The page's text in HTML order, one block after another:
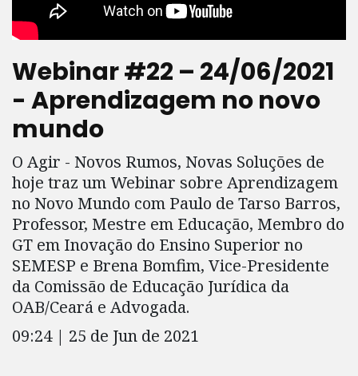
Webinar #22 – 24/06/2021
- Aprendizagem no novo
mundo
O Agir - Novos Rumos, Novas Soluções de
hoje traz um Webinar sobre Aprendizagem
no Novo Mundo com Paulo de Tarso Barros,
Professor, Mestre em Educação, Membro do
GT em Inovação do Ensino Superior no
SEMESP e Brena Bomfim, Vice-Presidente
da Comissão de Educação Jurídica da
OAB/Ceará e Advogada.
09:24 | 25 de Jun de 2021